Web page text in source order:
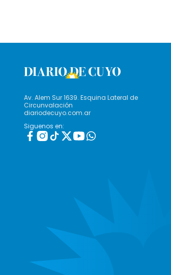
Av. Alem Sur 1639. Esquina Lateral de
Circunvalación
diariodecuyo.com.ar
Siguenos en: